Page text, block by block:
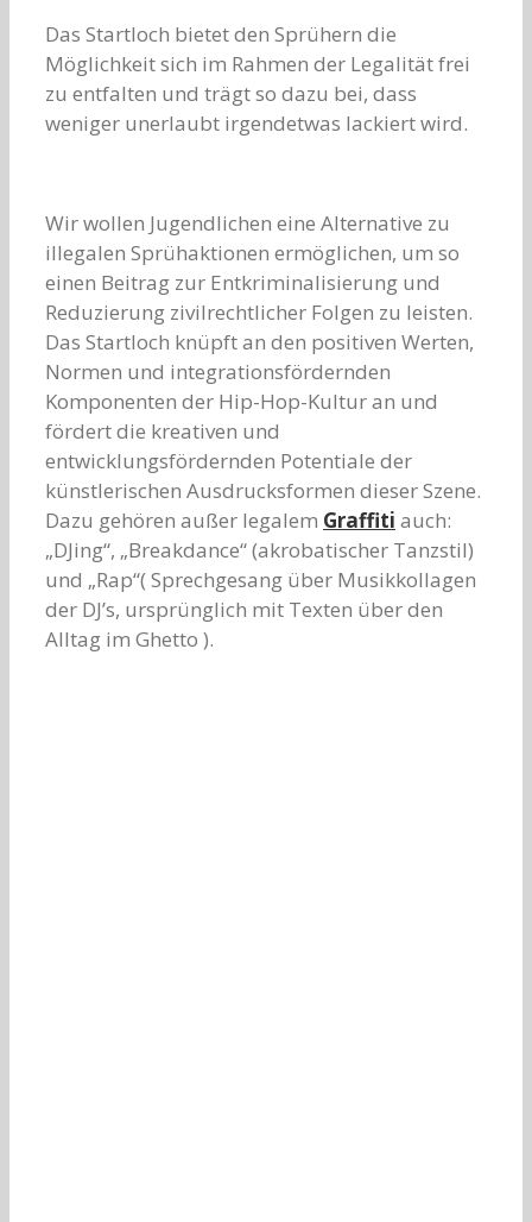
Das Startloch bietet den Sprühern die
Möglichkeit sich im Rahmen der Legalität frei
zu entfalten und trägt so dazu bei, dass
weniger unerlaubt irgendetwas lackiert wird.
Wir wollen Jugendlichen eine Alternative zu
illegalen Sprühaktionen ermöglichen, um so
einen Beitrag zur Entkriminalisierung und
Reduzierung zivilrechtlicher Folgen zu leisten.
Das Startloch knüpft an den positiven Werten,
Normen und integrationsfördernden
Komponenten der Hip-Hop-Kultur an und
fördert die kreativen und
entwicklungsfördernden Potentiale der
künstlerischen Ausdrucksformen dieser Szene.
Dazu gehören außer legalem Graffiti auch:
„DJing“, „Breakdance“ (akrobatischer Tanzstil)
und „Rap“( Sprechgesang über Musikkollagen
der DJ’s, ursprünglich mit Texten über den
Alltag im Ghetto ).